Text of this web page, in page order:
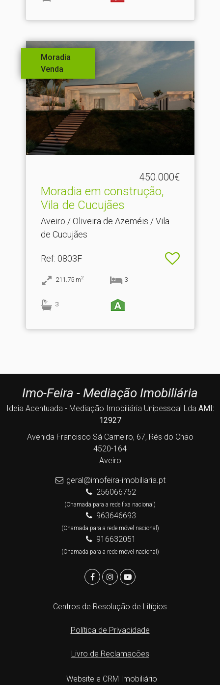
Moradia
Venda
450.000€
Moradia em construção,
Vila de Cucujães
Aveiro / Oliveira de Azeméis / Vila
de Cucujães
Ref: 0803F
211.75 m2 3
3
Imo-Feira - Mediação Imobiliária
Ideia Acentuada - Mediação Imobiliária Unipessoal Lda AMI:
12927
Avenida Francisco Sá Carneiro, 67, Rés do Chão
4520-164
Aveiro
geral@imofeira-imobiliaria.pt
256066752
(Chamada para a rede fixa nacional)
963646693
(Chamada para a rede móvel nacional)
916632051
(Chamada para a rede móvel nacional)
Centros de Resolução de Litígios
Política de Privacidade
Livro de Reclamações
Website e CRM Imobiliário